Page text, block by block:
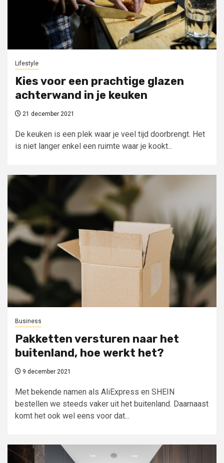
Lifestyle
Kies voor een prachtige glazen
achterwand in je keuken
21 december 2021
De keuken is een plek waar je veel tijd doorbrengt. Het
is niet langer enkel een ruimte waar je kookt...
Business
Pakketten versturen naar het
buitenland, hoe werkt het?
9 december 2021
Met bekende namen als AliExpress en SHEIN
bestellen we steeds vaker uit het buitenland. Daarnaast
komt het ook wel eens voor dat...